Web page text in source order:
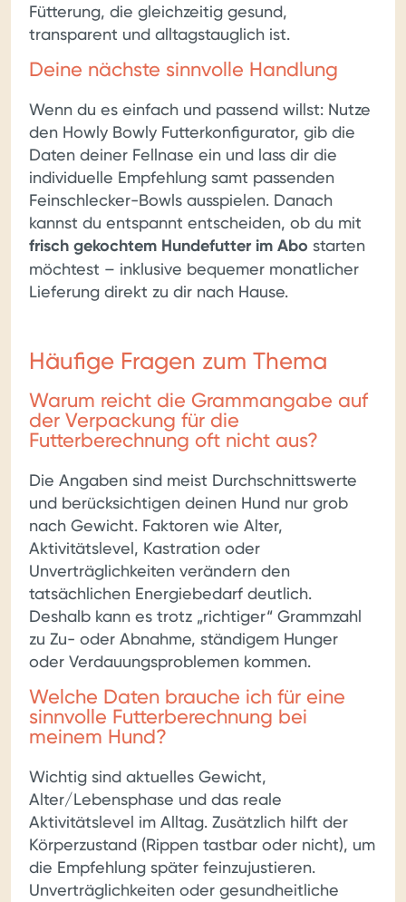
Fütterung, die gleichzeitig gesund,
transparent und alltagstauglich ist.
Deine nächste sinnvolle Handlung
Wenn du es einfach und passend willst: Nutze
den Howly Bowly Futterkonfigurator, gib die
Daten deiner Fellnase ein und lass dir die
individuelle Empfehlung samt passenden
Feinschlecker-Bowls ausspielen. Danach
kannst du entspannt entscheiden, ob du mit
frisch gekochtem Hundefutter im Abo starten
möchtest – inklusive bequemer monatlicher
Lieferung direkt zu dir nach Hause.
Häufige Fragen zum Thema
Warum reicht die Grammangabe auf
der Verpackung für die
Futterberechnung oft nicht aus?
Die Angaben sind meist Durchschnittswerte
und berücksichtigen deinen Hund nur grob
nach Gewicht. Faktoren wie Alter,
Aktivitätslevel, Kastration oder
Unverträglichkeiten verändern den
tatsächlichen Energiebedarf deutlich.
Deshalb kann es trotz „richtiger“ Grammzahl
zu Zu- oder Abnahme, ständigem Hunger
oder Verdauungsproblemen kommen.
Welche Daten brauche ich für eine
sinnvolle Futterberechnung bei
meinem Hund?
Wichtig sind aktuelles Gewicht,
Alter/Lebensphase und das reale
Aktivitätslevel im Alltag. Zusätzlich hilft der
Körperzustand (Rippen tastbar oder nicht), um
die Empfehlung später feinzujustieren.
Unverträglichkeiten oder gesundheitliche